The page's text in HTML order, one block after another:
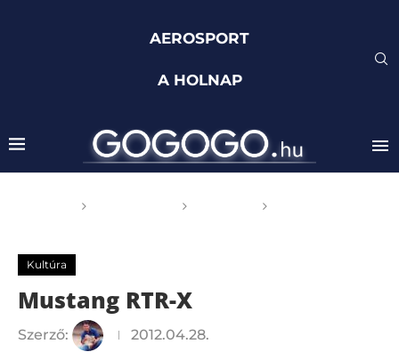
AEROSPORT
A HOLNAP
Kultúra
Mustang RTR-X
Szerző: 2012.04.28.